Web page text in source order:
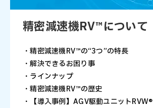
精密減速機RV™について
・精密減速機RV™の“3つ”の特長
・解決できるお困り事
・ラインナップ
・精密減速機RV™の歴史
・【導入事例】AGV駆動ユニットRVW®